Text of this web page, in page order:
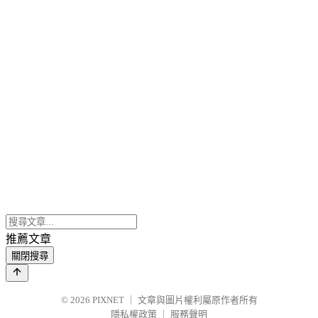
推薦文章
關閉搜尋
© 2026 PIXNET
文章與圖片權利屬原作者所有
隱私權政策
服務聲明